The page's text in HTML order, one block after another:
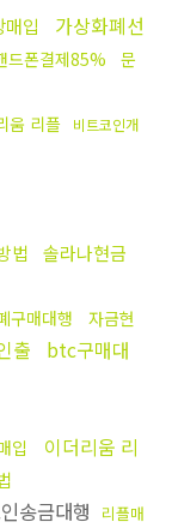
매입
가상화폐선
드폰결제85%
문
움 리플
비트코인개
법
솔라나현금
구매대행
자금현
출
btc구매대
입
이더리움 리
송금대행
리플매